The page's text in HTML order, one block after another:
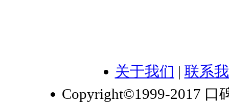
关于我们 | 联系
Copyright©1999-2017 口